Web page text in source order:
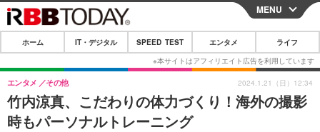
CLOSE
ホーム
IT・デジタル
IT・デジタルTOP スマートフォン
SPEED TEST
MENU
ホーム IT・デジタル SPEED TEST エンタメ ライフ
竹内涼真、こだわりの体力づくり！海外の撮影
時もパーソナルトレーニング
エンタメ その他 2024.1.21（日）12:34